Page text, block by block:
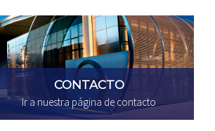
CONTACTO
Ir a nuestra página de contacto